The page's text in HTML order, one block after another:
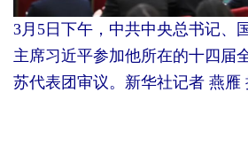
3月5日下午，中共中央总书记、
主席习近平参加他所在的十四届
苏代表团审议。新华社记者 燕雁